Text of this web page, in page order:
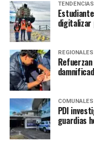
TENDENCIAS
digitalizar
REGIONALES
COMUNALES
PDI
guardias